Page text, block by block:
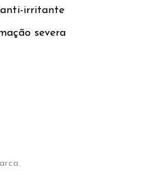
anti-irritante
severa